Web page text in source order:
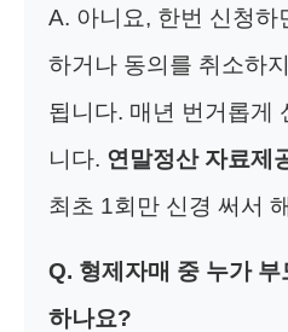
A. 아니요, 한번 신청하
하거나 동의를 취소하
됩니다. 매년 번거롭게
니다. 연말정산 자료제
최초 1회만 신경 써서
Q. 형제자매 중 누가
하나요?